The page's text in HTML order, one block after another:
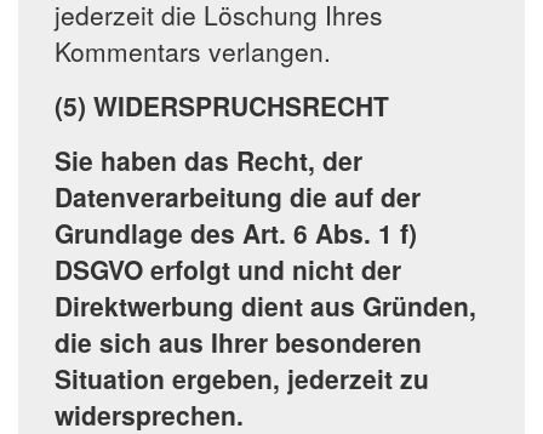
jederzeit die Löschung Ihres
Kommentars verlangen.
(5) WIDERSPRUCHSRECHT
Sie haben das Recht, der
Datenverarbeitung die auf der
Grundlage des Art. 6 Abs. 1 f)
DSGVO erfolgt und nicht der
Direktwerbung dient aus Gründen,
die sich aus Ihrer besonderen
Situation ergeben, jederzeit zu
widersprechen.